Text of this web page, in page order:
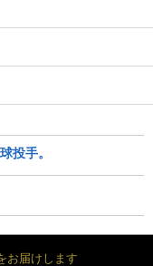
投手。
お届けします